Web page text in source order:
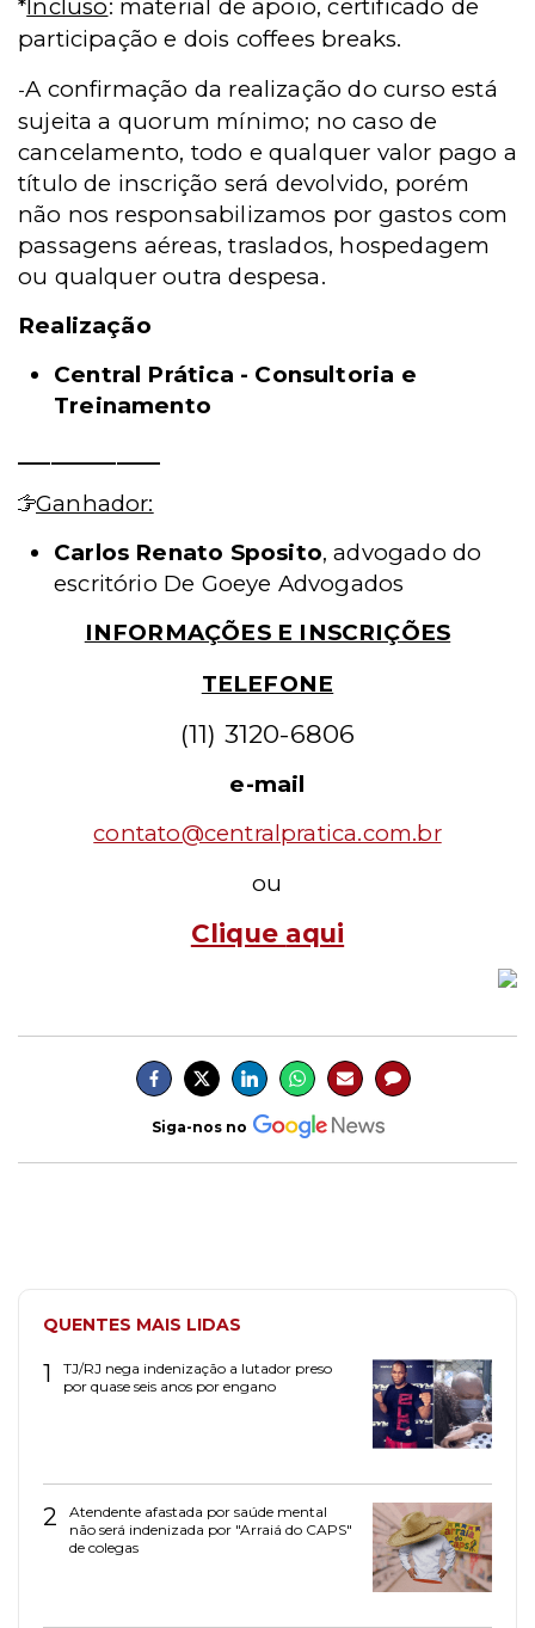
*Incluso: material de apoio, certificado de
participação e dois coffees breaks.
-A confirmação da realização do curso está
sujeita a quorum mínimo; no caso de
cancelamento, todo e qualquer valor pago a
título de inscrição será devolvido, porém
não nos responsabilizamos por gastos com
passagens aéreas, traslados, hospedagem
ou qualquer outra despesa.
Realização
Central Prática - Consultoria e
Treinamento
Ganhador:
Carlos Renato Sposito, advogado do
escritório De Goeye Advogados
INFORMAÇÕES E INSCRIÇÕES
TELEFONE
(11) 3120-6806
e-mail
contato@centralpratica.com.br
ou
Clique aqui
Siga-nos no
QUENTES MAIS LIDAS
1
TJ/RJ nega indenização a lutador preso
por quase seis anos por engano
2
Atendente afastada por saúde mental
não será indenizada por "Arraiá do CAPS"
de colegas